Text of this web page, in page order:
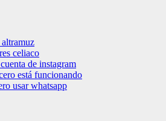
altramuz
celiaco
de instagram
está funcionando
usar whatsapp